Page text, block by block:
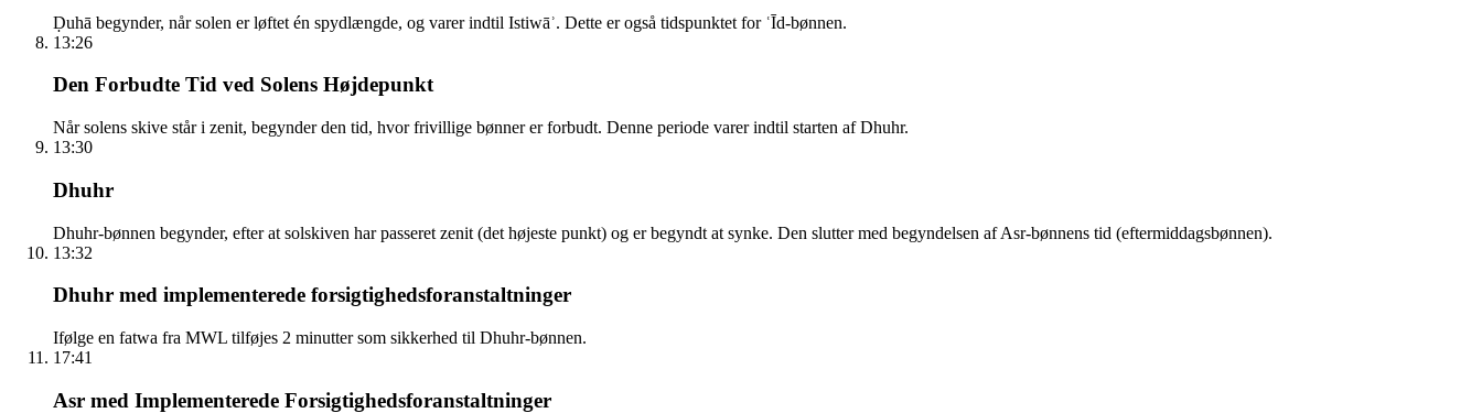
Ḍuhā begynder, når solen er løftet én spydlængde, og varer indtil Istiwāʾ. Dette er også tidspunktet for ʿĪd-bønnen.
13:26
Den Forbudte Tid ved Solens Højdepunkt
Når solens skive står i zenit, begynder den tid, hvor frivillige bønner er forbudt. Denne periode varer indtil starten af Dhuhr.
13:30
Dhuhr
Dhuhr-bønnen begynder, efter at solskiven har passeret zenit (det højeste punkt) og er begyndt at synke. Den slutter med begyndelsen af Asr-bønnens tid (eftermiddagsbønnen).
13:32
Dhuhr med implementerede forsigtighedsforanstaltninger
Ifølge en fatwa fra MWL tilføjes 2 minutter som sikkerhed til Dhuhr-bønnen.
17:41
Asr med Implementerede Forsigtighedsforanstaltninger